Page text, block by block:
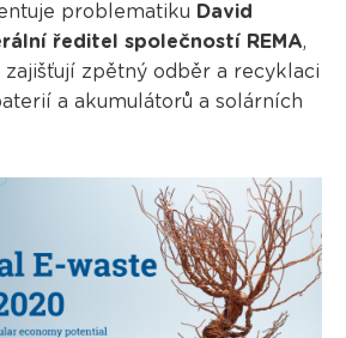
problematiku David
ředitel společností REMA,
zajišťují zpětný odběr a recyklaci
a akumulátorů a solárních